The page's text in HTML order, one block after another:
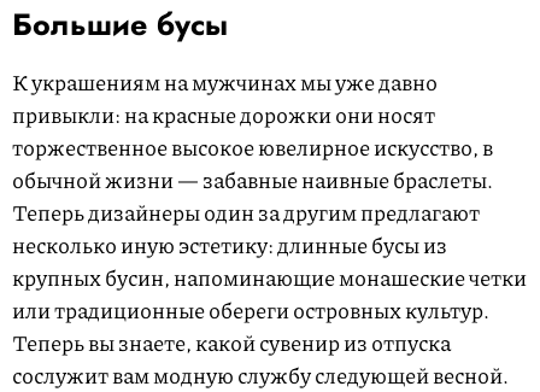
Большие бусы
К украшениям на мужчинах мы уже давно
привыкли: на красные дорожки они носят
торжественное высокое ювелирное искусство, в
обычной жизни — забавные наивные браслеты.
Теперь дизайнеры один за другим предлагают
несколько иную эстетику: длинные бусы из
крупных бусин, напоминающие монашеские четки
или традиционные обереги островных культур.
Теперь вы знаете, какой сувенир из отпуска
сослужит вам модную службу следующей весной.